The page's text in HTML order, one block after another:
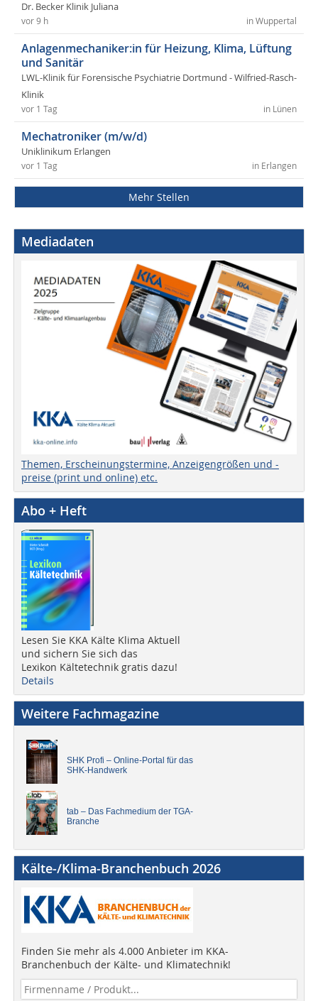
Dr. Becker Klinik Juliana
in Wuppertal
vor 9 h
Anlagenmechaniker:in für Heizung, Klima, Lüftung
und Sanitär
LWL-Klinik für Forensische Psychiatrie Dortmund - Wilfried-Rasch-
Klinik
in Lünen
vor 1 Tag
Mechatroniker (m/w/d)
Uniklinikum Erlangen
in Erlangen
vor 1 Tag
Mehr Stellen
Mediadaten
Themen, Erscheinungstermine, Anzeigengrößen und -
preise (print und online) etc.
Abo + Heft
Lesen Sie KKA Kälte Klima Aktuell
und sichern Sie sich das
Lexikon Kältetechnik gratis dazu!
Details
Weitere Fachmagazine
SHK Profi – Online-Portal für das
SHK-Handwerk
tab – Das Fachmedium der TGA-
Branche
Kälte-/Klima-Branchenbuch 2026
Finden Sie mehr als 4.000 Anbieter im KKA-
Branchenbuch der Kälte- und Klimatechnik!